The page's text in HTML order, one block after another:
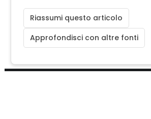
Riassumi questo articolo
Approfondisci con altre fonti